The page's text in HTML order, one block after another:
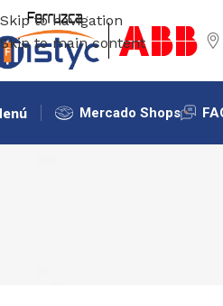
Skip to navigation
Skip to main content
Mercado Shops